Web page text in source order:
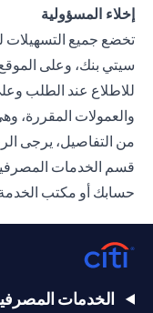
إخلاء المسؤولية
تخضع جميع
سيتي بنك، وعلى
للاطلاع عند الطلب
والعمولات المقررة،
من التفاصيل، يرجى
قسم الخدمات
حسابك أو مكتب
الخدمات